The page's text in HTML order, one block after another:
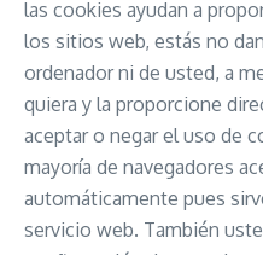
las cookies ayudan a
los sitios web, estás no
ordenador ni de usted, a
quiera y la proporcione
aceptar o negar el uso de
mayoría de navegadores
automáticamente pues
servicio web. También